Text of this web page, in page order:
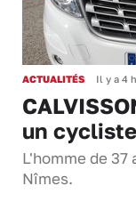
ACTUALITÉS Il y a 4 h
un
L'homme de
Nîmes.